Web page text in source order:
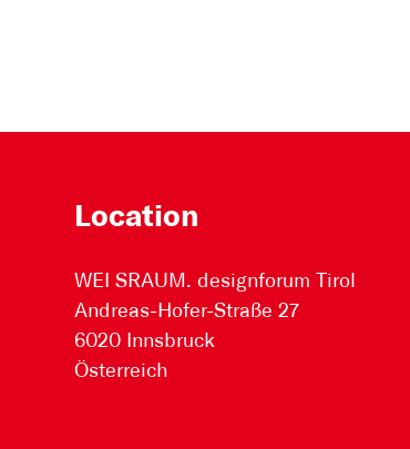
Location
WEI SRAUM. designforum Tirol
Andreas-Hofer-Straße 27
6020 Innsbruck
Österreich